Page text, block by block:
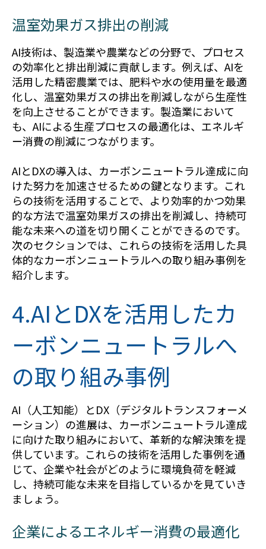
温室効果ガス排出の削減
AI技術は、製造業や農業などの分野で、プロセス
の効率化と排出削減に貢献します。例えば、AIを
活用した精密農業では、肥料や水の使用量を最適
化し、温室効果ガスの排出を削減しながら生産性
を向上させることができます。製造業において
も、AIによる生産プロセスの最適化は、エネルギ
ー消費の削減につながります。
AIとDXの導入は、カーボンニュートラル達成に向
けた努力を加速させるための鍵となります。これ
らの技術を活用することで、より効率的かつ効果
的な方法で温室効果ガスの排出を削減し、持続可
能な未来への道を切り開くことができるのです。
次のセクションでは、これらの技術を活用した具
体的なカーボンニュートラルへの取り組み事例を
紹介します。
4.AIとDXを活用したカ
ーボンニュートラルへ
の取り組み事例
AI（人工知能）とDX（デジタルトランスフォーメ
ーション）の進展は、カーボンニュートラル達成
に向けた取り組みにおいて、革新的な解決策を提
供しています。これらの技術を活用した事例を通
じて、企業や社会がどのように環境負荷を軽減
し、持続可能な未来を目指しているかを見ていき
ましょう。
企業によるエネルギー消費の最適化